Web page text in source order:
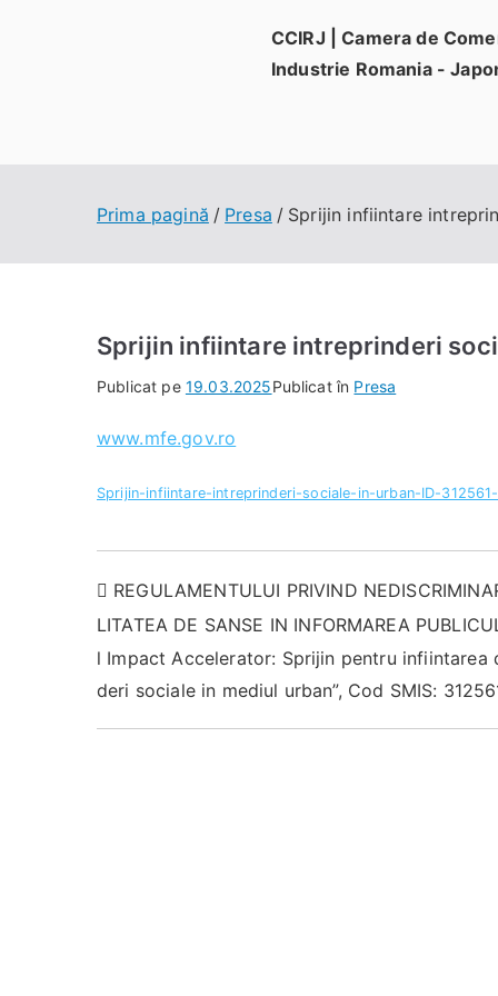
CCIRJ | Camera de
Industrie Romania -
Prima pagină Presa Sprijin infiintare
Sprijin infiintare intreprinderi
Publicat pe 19.03.2025Publicat în Presa
www.mfe.gov.ro
Sprijin-infiintare-intreprinderi-sociale-in-urban-ID-
Navigare
în
articole
REGULAMENTULUI PRIVIND
LITATEA DE SANSE IN INFORMAREA
l Impact Accelerator: Sprijin pentru infiintarea
deri sociale in mediul urban”, Cod SMIS: